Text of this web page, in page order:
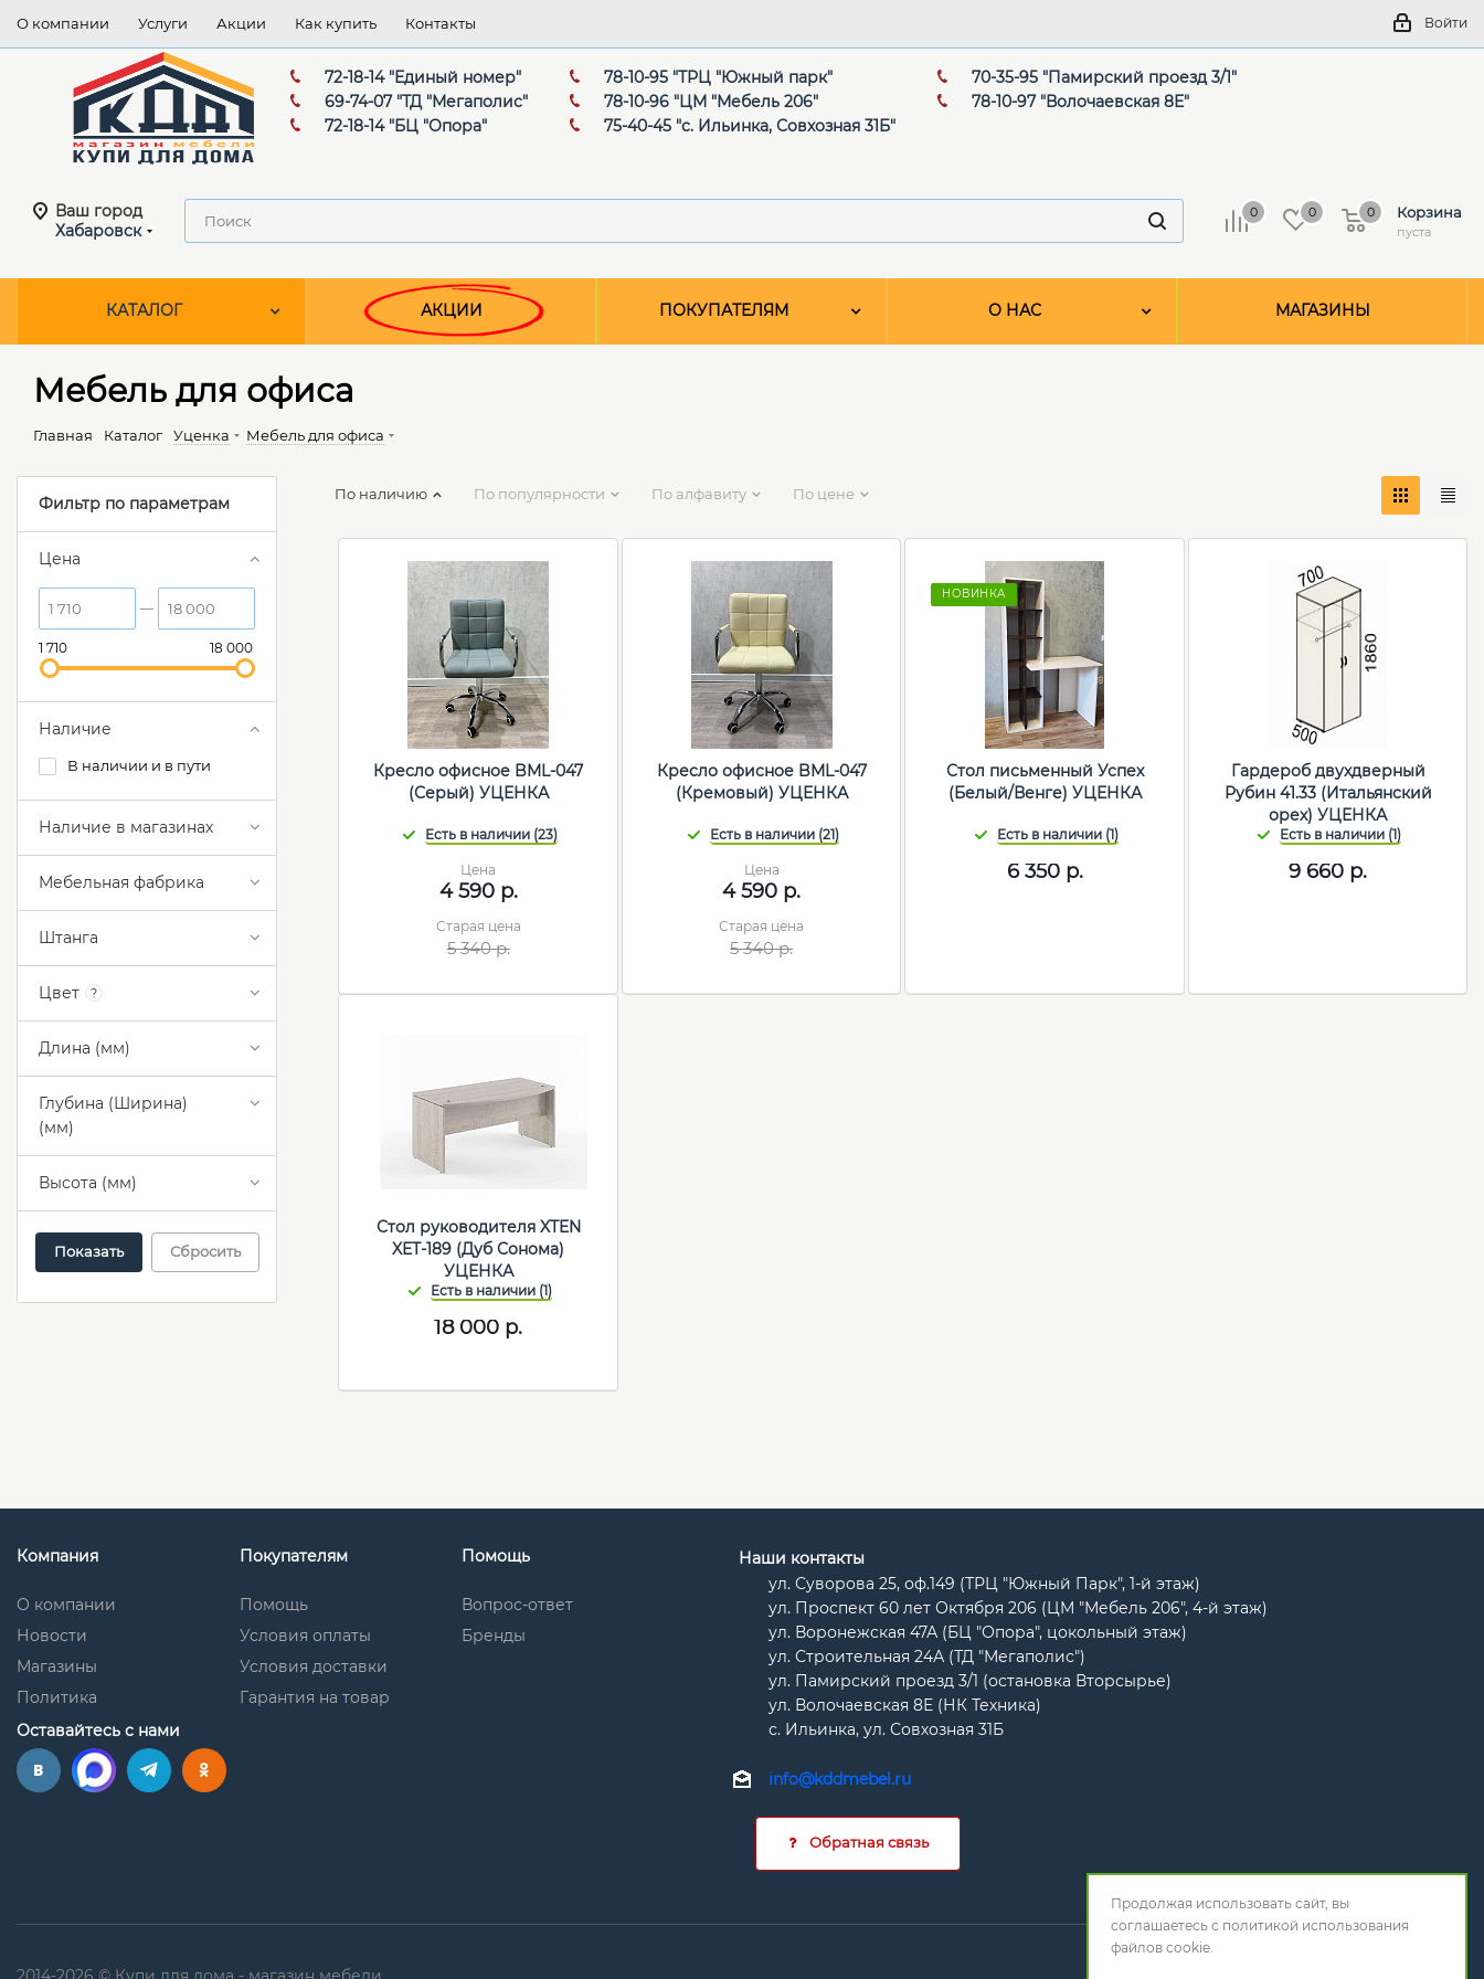
О компании Услуги Акции Как купить Контакты Войти
72-18-14 "Единый номер"
69-74-07 "ТД "Мегаполис"
72-18-14 "БЦ "Опора"
78-10-95 "ТРЦ "Южный парк"
78-10-96 "ЦМ "Мебель 206"
75-40-45 "с. Ильинка, Совхозная 31Б"
70-35-95 "Памирский проезд 3/1"
78-10-97 "Волочаевская 8Е"
Ваш город
Хабаровск
0 0 Корзина
пуста
0
КАТАЛОГ АКЦИИ ПОКУПАТЕЛЯМ О НАС МАГАЗИНЫ
Мебель для офиса
Главная Каталог Уценка Мебель для офиса
По наличию По популярности По алфавиту По цене
Кресло офисное BML-047
(Серый) УЦЕНКА
Цена
4 590р.
Старая цена
5 340р.
Кресло офисное BML-047
(Кремовый) УЦЕНКА
Цена
4 590 р.
Старая цена
5 340р.
НОВИНКА
Стол письменный Успех
(Белый/Венге) УЦЕНКА
6 350р.
Гардероб двухдверный
Рубин 41.33 (Итальянский
орех) УЦЕНКА
9 660 р.
Стол руководителя XTEN
XET-189 (Дуб Сонома)
УЦЕНКА
18 000 р.
Фильтр по параметрам
Цена
1 710 18 000
Наличие
В наличии и в пути
Наличие в магазинах
Мебельная фабрика
Штанга
Цвет ?
Длина (мм)
Глубина (Ширина)
(мм)
Высота (мм)
Сбросить
Компания
О компании
Новости
Магазины
Политика
Покупателям
Помощь
Условия оплаты
Условия доставки
Гарантия на товар
Помощь
Вопрос-ответ
Бренды
Оставайтесь с нами
Наши контакты
ул. Суворова 25, оф.149 (ТРЦ "Южный Парк", 1-й этаж)
ул. Проспект 60 лет Октября 206 (ЦМ "Мебель 206", 4-й этаж)
ул. Воронежская 47А (БЦ "Опора", цокольный этаж)
ул. Строительная 24А (ТД "Мегаполис")
ул. Памирский проезд 3/1 (остановка Вторсырье)
ул. Волочаевская 8Е (НК Техника)
с. Ильинка, ул. Совхозная 31Б
info@kddmebel.ru
Обратная связь
Продолжая использовать сайт, вы
соглашаетесь с политикой использования
файлов cookie.